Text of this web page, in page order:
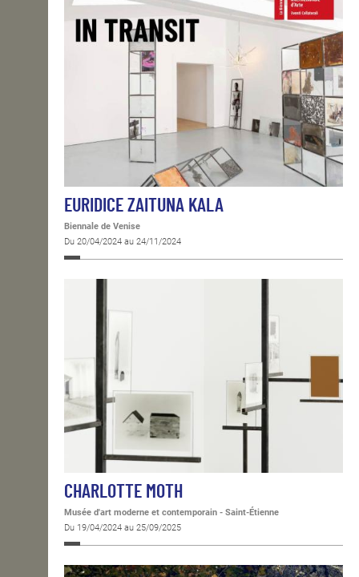
EURIDICE ZAITUNA KALA
Biennale de Venise
Du 20/04/2024 au 24/11/2024
CHARLOTTE MOTH
Musée d'art moderne et contemporain - Saint-Étienne
Du 19/04/2024 au 25/09/2025